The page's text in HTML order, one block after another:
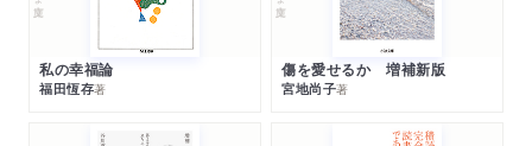
私の幸福論
福田恆存著
傷を愛せるか 増補新版
宮地尚子著